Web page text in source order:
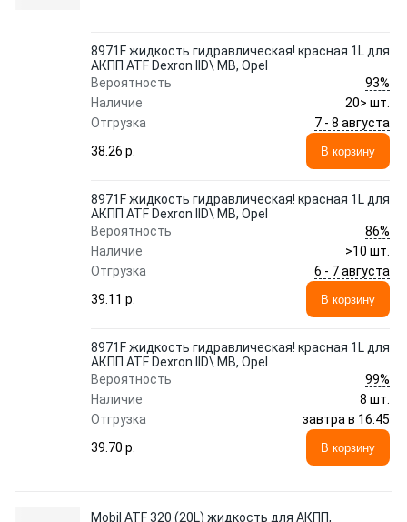
8971F жидкость гидравлическая! красная 1L для
АКПП ATF Dexron IID\ MB, Opel
Вероятность
93%
Наличие
20> шт.
Отгрузка
7 - 8 августа
38.26 p.
В корзину
8971F жидкость гидравлическая! красная 1L для
АКПП ATF Dexron IID\ MB, Opel
Вероятность
86%
Наличие
>10 шт.
Отгрузка
6 - 7 августа
39.11 p.
В корзину
8971F жидкость гидравлическая! красная 1L для
АКПП ATF Dexron IID\ MB, Opel
Вероятность
99%
Наличие
8 шт.
Отгрузка
завтра в 16:45
39.70 p.
В корзину
Mobil ATF 320 (20L) жидкость для АКПП,